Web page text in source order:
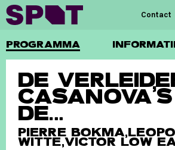
PROGRAMMA
Contact
DE
DE…
PIERRE
WITTE,VICTOR LOW